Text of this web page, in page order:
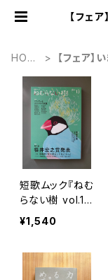
【フェ
HOM
【フェア
短歌ムック『ねむ
らない樹 vol.1
3』
¥1,540